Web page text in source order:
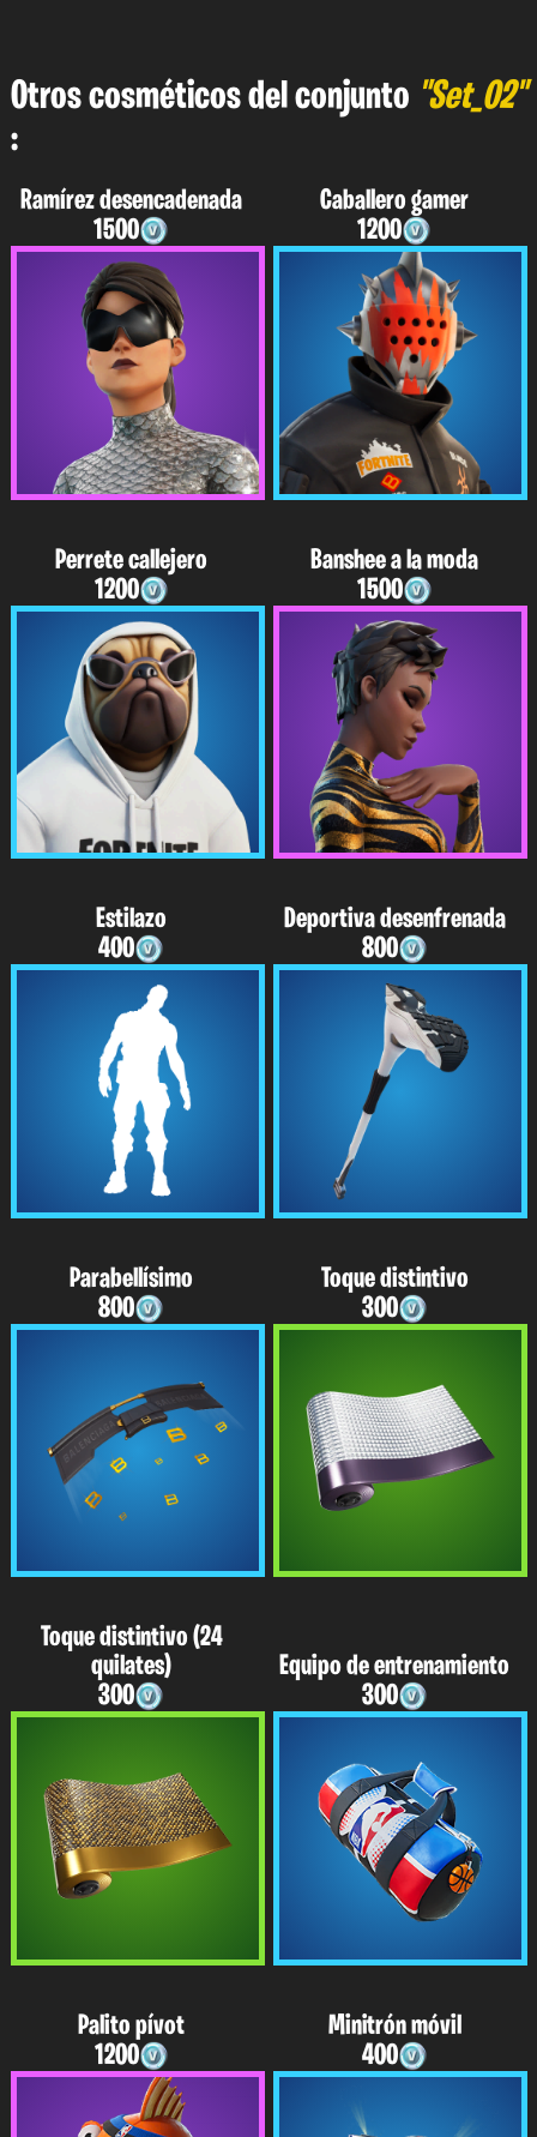
Otros cosméticos del conjunto "Set_02"
:
Ramírez desencadenada
1500
Caballero gamer
1200
Perrete callejero
1200
Banshee a la moda
1500
Estilazo
400
Deportiva desenfrenada
800
Parabellísimo
800
Toque distintivo
300
Toque distintivo (24
quilates)
300
Equipo de entrenamiento
300
Palito pívot
1200
Minitrón móvil
400